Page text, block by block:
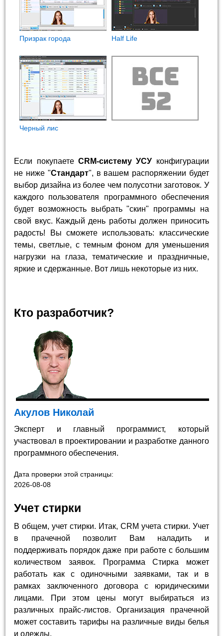
Призрак города Half Life
Черный лис
Если покупаете CRM-систему УСУ конфигурации
не ниже "Стандарт", в вашем распоряжении будет
выбор дизайна из более чем полусотни заготовок. У
каждого пользователя программного обеспечения
будет возможность выбрать "скин" программы на
свой вкус. Каждый день работы должен приносить
радость! Вы сможете использовать: классические
темы, светлые, с темным фоном для уменьшения
нагрузки на глаза, тематические и праздничные,
яркие и сдержанные. Вот лишь некоторые из них.
Кто разработчик?
Акулов Николай
Эксперт и главный программист, который
участвовал в проектировании и разработке данного
программного обеспечения.
Дата проверки этой страницы:
2026-08-08
Учет стирки
В общем, учет стирки. Итак, CRM учета стирки. Учет
в прачечной позволит Вам наладить и
поддерживать порядок даже при работе с большим
количеством заявок. Программа Стирка может
работать как с одиночными заявками, так и в
рамках заключенного договора с юридическими
лицами. При этом цены могут выбираться из
различных прайс-листов. Организация прачечной
может составить тарифы на различные виды белья
и одежды.